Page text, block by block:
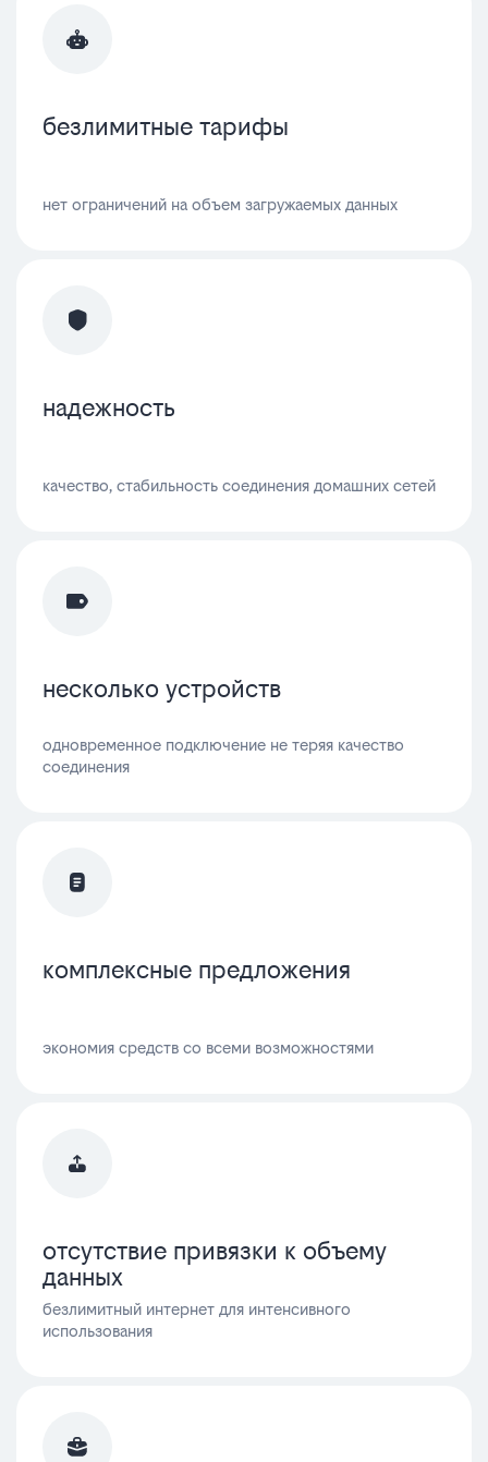
безлимитные тарифы
нет ограничений на объем загружаемых данных
надежность
качество, стабильность соединения домашних сетей
несколько устройств
одновременное подключение не теряя качество
соединения
комплексные предложения
экономия средств со всеми возможностями
отсутствие привязки к объему
данных
безлимитный интернет для интенсивного
использования